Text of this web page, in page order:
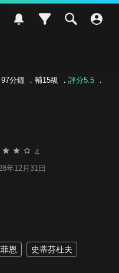
分鐘 ． 輔15級 ． 評分5.5．
4
年12月31日
恩
史蒂芬杜夫